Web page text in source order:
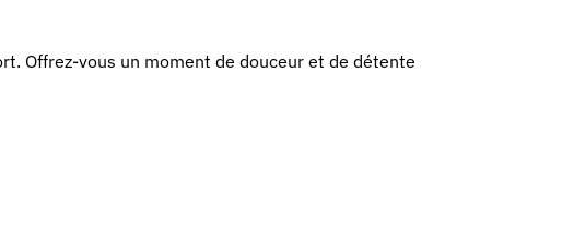
Offrez-vous un moment de douceur et de détente